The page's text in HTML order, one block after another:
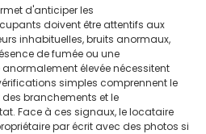
d'anticiper les
doivent être attentifs aux
inhabituelles, bruits anormaux,
de fumée ou une
élevée nécessitent
simples comprennent le
branchements et le
Face à ces signaux, le locataire
par écrit avec des photos si